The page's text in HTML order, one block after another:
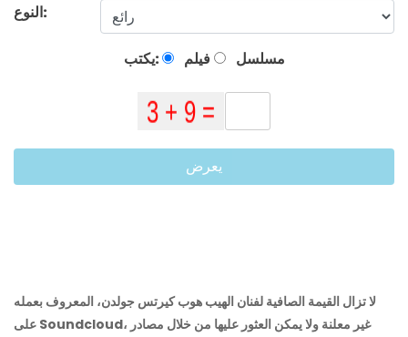
النوع:
يكتب: فيلم مسلسل
يعرض
لا تزال القيمة الصافية لفنان الهيب هوب كيرتس جولدن، المعروف بعمله
على Soundcloud، غير معلنة ولا يمكن العثور عليها من خلال مصادر